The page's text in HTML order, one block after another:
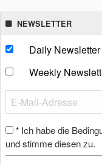
NEWSLETTER
Daily Newsletter
Weekly
* Ich habe die
und stimme diesen zu.